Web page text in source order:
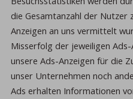
die Gesamtanzahl der Nutzer
Anzeigen an uns vermittelt
Misserfolg der jeweiligen
unsere Ads-Anzeigen für die
unser Unternehmen noch
Ads erhalten Informationen